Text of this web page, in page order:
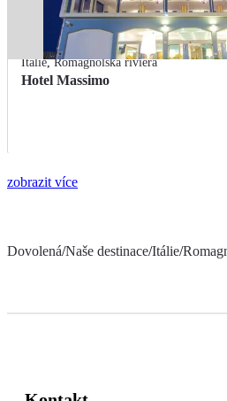
Itálie,Romagnolská riviéra
Hotel Massimo
zobrazit více
Dovolená/Naše destinace/Itálie/